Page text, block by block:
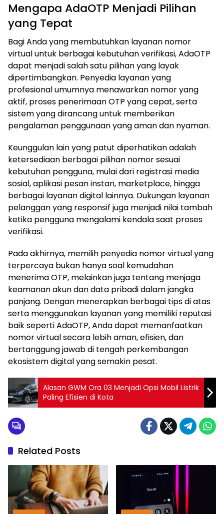
Mengapa AdaOTP Menjadi Pilihan
yang Tepat
Bagi Anda yang membutuhkan layanan nomor
virtual untuk berbagai kebutuhan verifikasi, AdaOTP
dapat menjadi salah satu pilihan yang layak
dipertimbangkan. Penyedia layanan yang
profesional umumnya menawarkan nomor yang
aktif, proses penerimaan OTP yang cepat, serta
sistem yang dirancang untuk memberikan
pengalaman penggunaan yang aman dan nyaman.
Keunggulan lain yang patut diperhatikan adalah
ketersediaan berbagai pilihan nomor sesuai
kebutuhan pengguna, mulai dari registrasi media
sosial, aplikasi pesan instan, marketplace, hingga
berbagai layanan digital lainnya. Dukungan layanan
pelanggan yang responsif juga menjadi nilai tambah
ketika pengguna mengalami kendala saat proses
verifikasi.
Pada akhirnya, memilih penyedia nomor virtual yang
terpercaya bukan hanya soal kemudahan
menerima OTP, melainkan juga tentang menjaga
keamanan akun dan data pribadi dalam jangka
panjang. Dengan menerapkan berbagai tips di atas
serta menggunakan layanan yang memiliki reputasi
baik seperti AdaOTP, Anda dapat memanfaatkan
nomor virtual secara lebih aman, efisien, dan
bertanggung jawab di tengah perkembangan
ekosistem digital yang semakin pesat.
Alasan GWM Ora 03 Menjadi Opsi Mobil Listrik
Paling Efisien di Kota
Related Posts